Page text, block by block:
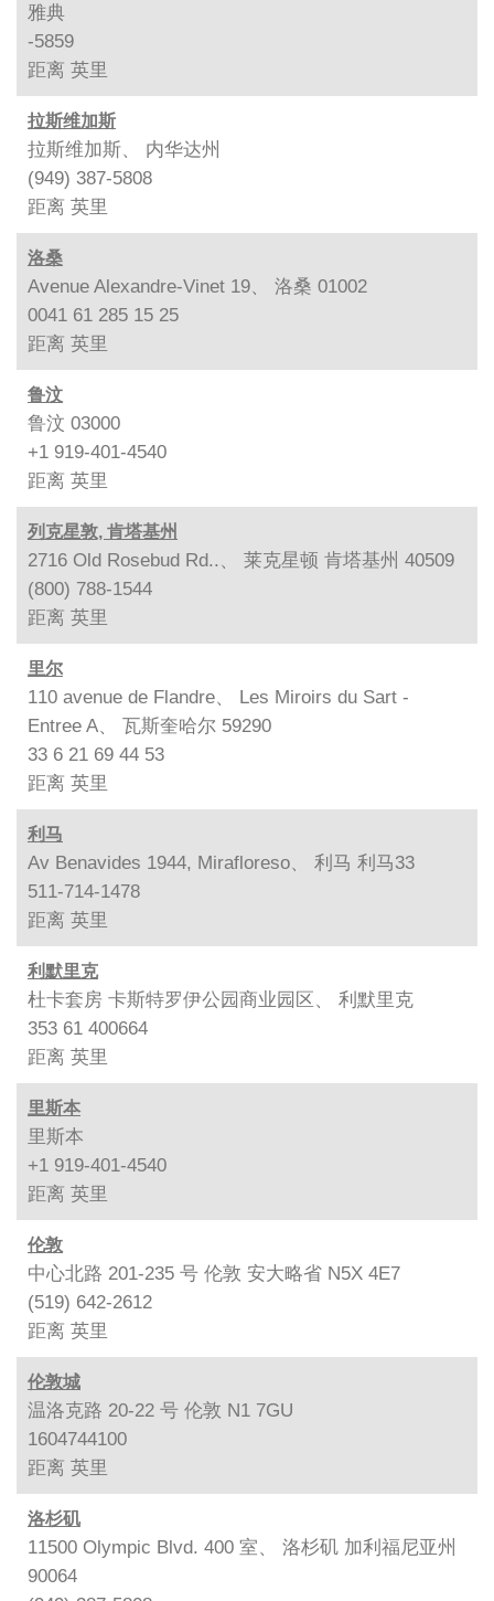
雅典
-5859
距离 英里
拉斯维加斯
拉斯维加斯、 内华达州
(949) 387-5808
距离 英里
洛桑
Avenue Alexandre-Vinet 19、 洛桑 01002
0041 61 285 15 25
距离 英里
鲁汶
鲁汶 03000
+1 919-401-4540
距离 英里
列克星敦, 肯塔基州
2716 Old Rosebud Rd..、 莱克星顿 肯塔基州 40509
(800) 788-1544
距离 英里
里尔
110 avenue de Flandre、 Les Miroirs du Sart -
Entree A、 瓦斯奎哈尔 59290
33 6 21 69 44 53
距离 英里
利马
Av Benavides 1944, Mirafloreso、 利马 利马33
511-714-1478
距离 英里
利默里克
杜卡套房 卡斯特罗伊公园商业园区、 利默里克
353 61 400664
距离 英里
里斯本
里斯本
+1 919-401-4540
距离 英里
伦敦
中心北路 201-235 号 伦敦 安大略省 N5X 4E7
(519) 642-2612
距离 英里
伦敦城
温洛克路 20-22 号 伦敦 N1 7GU
1604744100
距离 英里
洛杉矶
11500 Olympic Blvd. 400 室、 洛杉矶 加利福尼亚州
90064